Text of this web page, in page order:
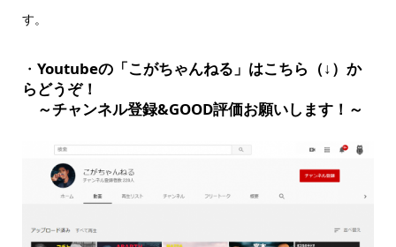
す。
・ Youtubeの「こがちゃんねる」はこちら（↓）か
らどうぞ！
～チャンネル登録&GOOD評価お願いします！～